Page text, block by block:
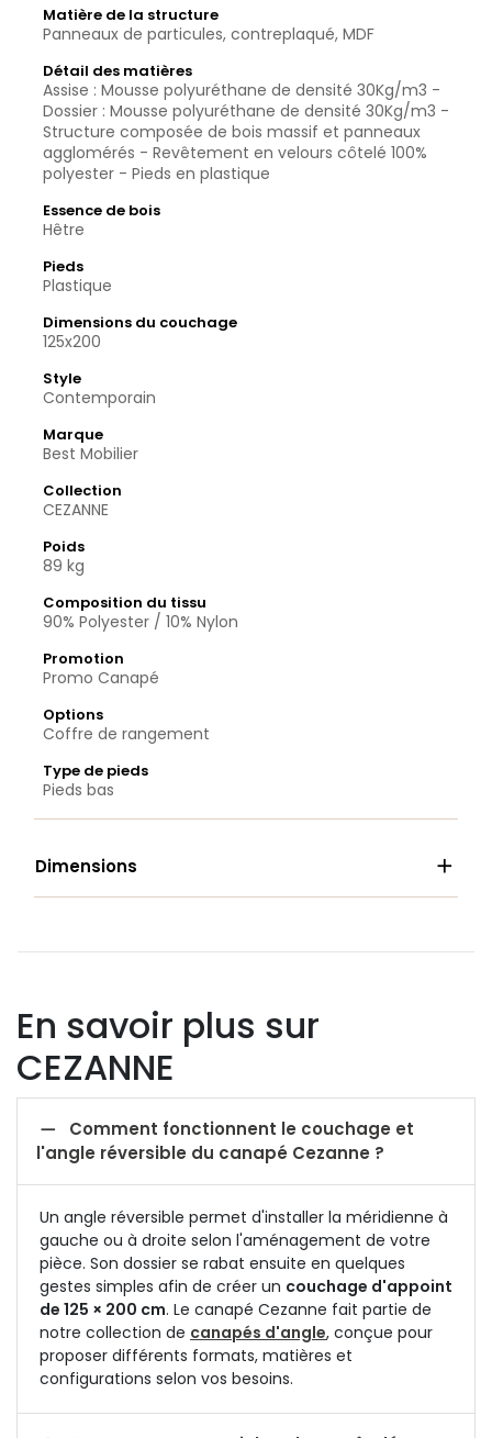
Matière de la structure
Panneaux de particules, contreplaqué, MDF
Détail des matières
Assise : Mousse polyuréthane de densité 30Kg/m3 -
Dossier : Mousse polyuréthane de densité 30Kg/m3 -
Structure composée de bois massif et panneaux
agglomérés - Revêtement en velours côtelé 100%
polyester - Pieds en plastique
Essence de bois
Hêtre
Pieds
Plastique
Dimensions du couchage
125x200
Style
Contemporain
Marque
Best Mobilier
Collection
CEZANNE
Poids
89 kg
Composition du tissu
90% Polyester / 10% Nylon
Promotion
Promo Canapé
Options
Coffre de rangement
Type de pieds
Pieds bas
Dimensions 
En savoir plus sur
CEZANNE

l'angle réversible du canapé Cezanne ?
Un angle réversible permet d'installer la méridienne à
gauche ou à droite selon l'aménagement de votre
pièce. Son dossier se rabat ensuite en quelques
gestes simples afin de créer un couchage d'appoint
de 125 × 200 cm. Le canapé Cezanne fait partie de
notre collection de canapés d'angle, conçue pour
proposer différents formats, matières et
configurations selon vos besoins.